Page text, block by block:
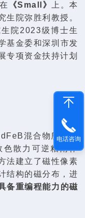
《Small》
上。本
生院弥胜利教授。
院2023级博士生
基金委和深圳 市发
专项资金扶持计划
混合物所制备
色散力可逆粘附作
法建立了磁性像素
结构的磁分布，进
备重编程能力的磁
电话咨询